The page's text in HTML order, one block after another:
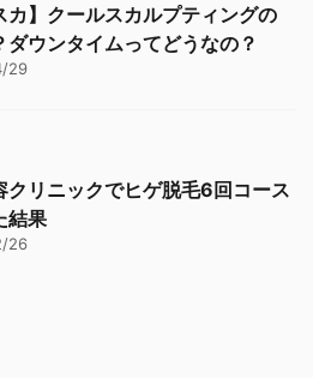
カ】クールスカルプティングの
ダウンタイムってどうなの？
29
クリニックでヒゲ脱毛6回コース
結果
26